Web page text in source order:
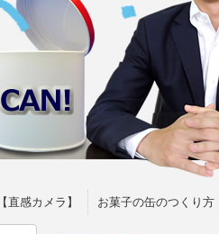
【直感カメラ】 お菓子の缶のつくり方